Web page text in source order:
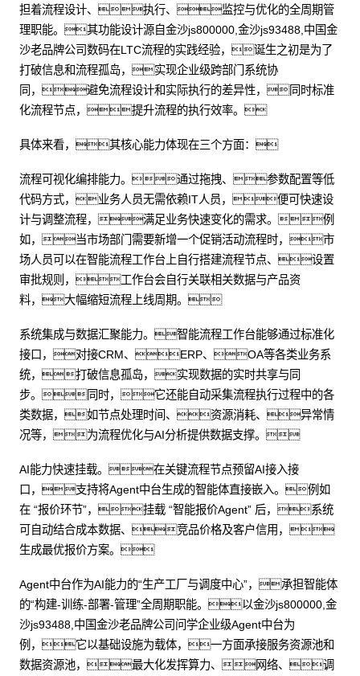
担着流程设计、执行、监控与优化的全周期管
理职能。其功能设计源自金沙js800000,金沙js93488,中国金
沙老品牌公司数码在LTC流程的实践经验，诞生之初是为了
打破信息和流程孤岛，实现企业级跨部门系统协
同，避免流程设计和实际执行的差异性，同时标准
化流程节点，提升流程的执行效率。
具体来看，其核心能力体现在三个方面：
流程可视化编排能力。通过拖拽、参数配置等低
代码方式，业务人员无需依赖IT人员，便可快速设
计与调整流程，满足业务快速变化的需求。例
如，当市场部门需要新增一个促销活动流程时，市
场人员可以在智能流程工作台上自行搭建流程节点、设置
审批规则，工作台会自行关联相关数据与产品资
料，大幅缩短流程上线周期。
系统集成与数据汇聚能力。智能流程工作台能够通过标准化
接口，对接CRM、ERP、OA等各类业务系
统，打破信息孤岛，实现数据的实时共享与同
步。同时，它还能自动采集流程执行过程中的各
类数据，如节点处理时间、资源消耗、异常情
况等，为流程优化与AI分析提供数据支撑。
AI能力快速挂载。在关键流程节点预留AI接入接
口，支持将Agent中台生成的智能体直接嵌入。例如
在 “报价环节”，挂载 “智能报价Agent” 后，系统
可自动结合成本数据、竞品价格及客户信用，
生成最优报价方案。
Agent中台作为AI能力的“生产工厂与调度中心”，承担智能体
的“构建-训练-部署-管理”全周期职能。以金沙js800000,金
沙js93488,中国金沙老品牌公司问学企业级Agent中台为
例，它以基础设施为载体，一方面承接服务资源池和
数据资源池，最大化发挥算力、网络、调